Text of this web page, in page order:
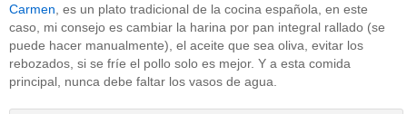
Carmen , es un plato tradicional de la cocina española, en este
caso, mi consejo es cambiar la harina por pan integral rallado (se
puede hacer manualmente), el aceite que sea oliva, evitar los
rebozados, si se fríe el pollo solo es mejor. Y a esta comida
principal, nunca debe faltar los vasos de agua.